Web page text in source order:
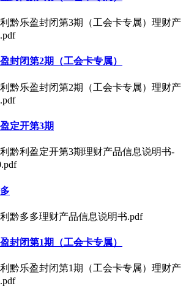
黔乐盈封闭第3期（工会卡专属）理财产
封闭第2期（工会卡专属）
黔乐盈封闭第2期（工会卡专属）理财产
定开第3期
黔利盈定开第3期理财产品信息说明书-
黔多多理财产品信息说明书.pdf
封闭第1期（工会卡专属）
黔乐盈封闭第1期（工会卡专属）理财产